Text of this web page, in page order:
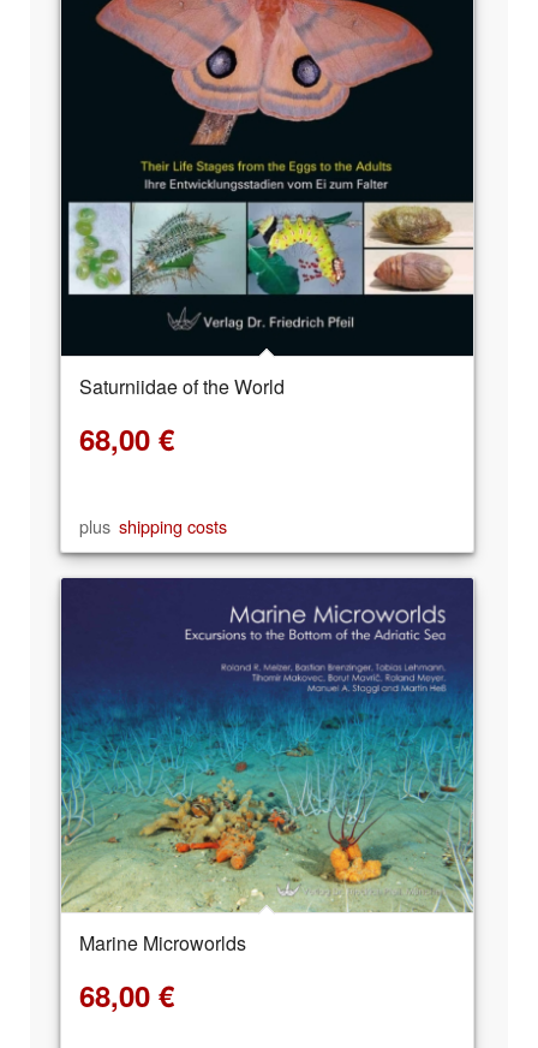
Saturniidae of the World
68,00 €
plus shipping costs
Marine Microworlds
68,00 €